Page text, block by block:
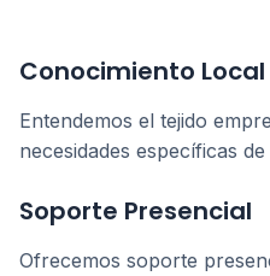
Conocimiento Local
Entendemos el tejido
necesidades específicas
Soporte Presencial
Ofrecemos soporte